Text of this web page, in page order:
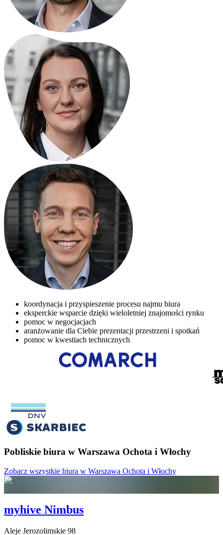
koordynacja i przyspieszenie procesu najmu biura
eksperckie wsparcie dzięki wieloletniej znajomości rynku
pomoc w negocjacjach
aranżowanie dla Ciebie prezentacji przestrzeni i spotkań
pomoc w kwestiach technicznych
Pobliskie biura w Warszawa Ochota i Włochy
Zobacz wszystkie biura w Warszawa Ochota i Włochy
myhive Nimbus
Aleje Jerozolimskie 98